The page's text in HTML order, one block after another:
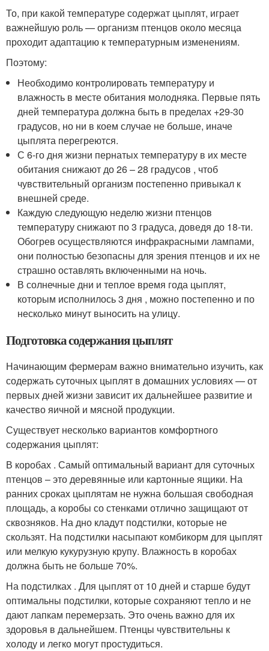
То, при какой температуре содержат цыплят, играет
важнейшую роль — организм птенцов около месяца
проходит адаптацию к температурным изменениям.
Поэтому:
Необходимо контролировать температуру и
влажность в месте обитания молодняка. Первые пять
дней температура должна быть в пределах +29-30
градусов, но ни в коем случае не больше, иначе
цыплята перегреются.
С 6-го дня жизни пернатых температуру в их месте
обитания снижают до 26 – 28 градусов , чтоб
чувствительный организм постепенно привыкал к
внешней среде.
Каждую следующую неделю жизни птенцов
температуру снижают по 3 градуса, доведя до 18-ти.
Обогрев осуществляются инфракрасными лампами,
они полностью безопасны для зрения птенцов и их не
страшно оставлять включенными на ночь.
В солнечные дни и теплое время года цыплят,
которым исполнилось 3 дня , можно постепенно и по
несколько минут выносить на улицу.
Подготовка содержания цыплят
Начинающим фермерам важно внимательно изучить, как
содержать суточных цыплят в домашних условиях — от
первых дней жизни зависит их дальнейшее развитие и
качество яичной и мясной продукции.
Существует несколько вариантов комфортного
содержания цыплят:
В коробах . Самый оптимальный вариант для суточных
птенцов – это деревянные или картонные ящики. На
ранних сроках цыплятам не нужна большая свободная
площадь, а коробы со стенками отлично защищают от
сквозняков. На дно кладут подстилки, которые не
скользят. На подстилки насыпают комбикорм для цыплят
или мелкую кукурузную крупу. Влажность в коробах
должна быть не больше 70%.
На подстилках . Для цыплят от 10 дней и старше будут
оптимальны подстилки, которые сохраняют тепло и не
дают лапкам перемерзать. Это очень важно для их
здоровья в дальнейшем. Птенцы чувствительны к
холоду и легко могут простудиться.